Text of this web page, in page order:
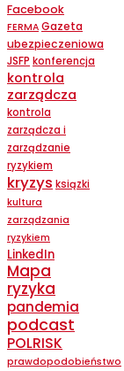
Facebook
FERMA Gazeta
ubezpieczeniowa
JSFP konferencja
kontrola
zarządcza
kontrola
zarządcza i
zarządzanie
ryzykiem
kryzys ksiązki
kultura
zarządzania
ryzykiem
LinkedIn
Mapa
ryzyka
pandemia
podcast
POLRISK
prawdopodobieństwo